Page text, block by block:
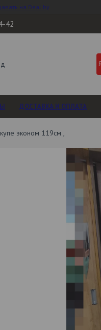
на Deal.by
42
ДОСТАВКА И ОПЛАТА
эконом 119см ,